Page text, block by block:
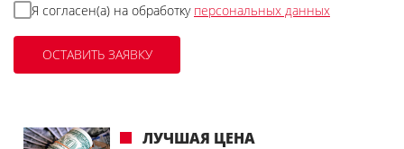
Я согласен(а) на обработку персональных данных
ЛУЧШАЯ ЦЕНА